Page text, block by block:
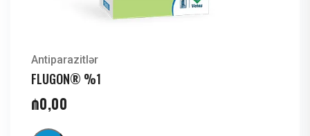
Antiparazitlər
FLUGON® %1
₼0,00